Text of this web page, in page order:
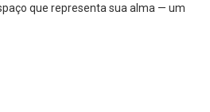
que representa sua alma — um